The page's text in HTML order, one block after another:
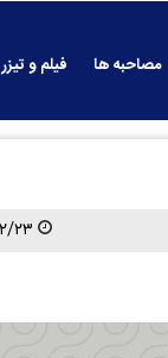
مصاحبه ها فیلم و تیزر
۱۴۰۵/۰۲/۲۳ ۰۹:۱۰:۵۵